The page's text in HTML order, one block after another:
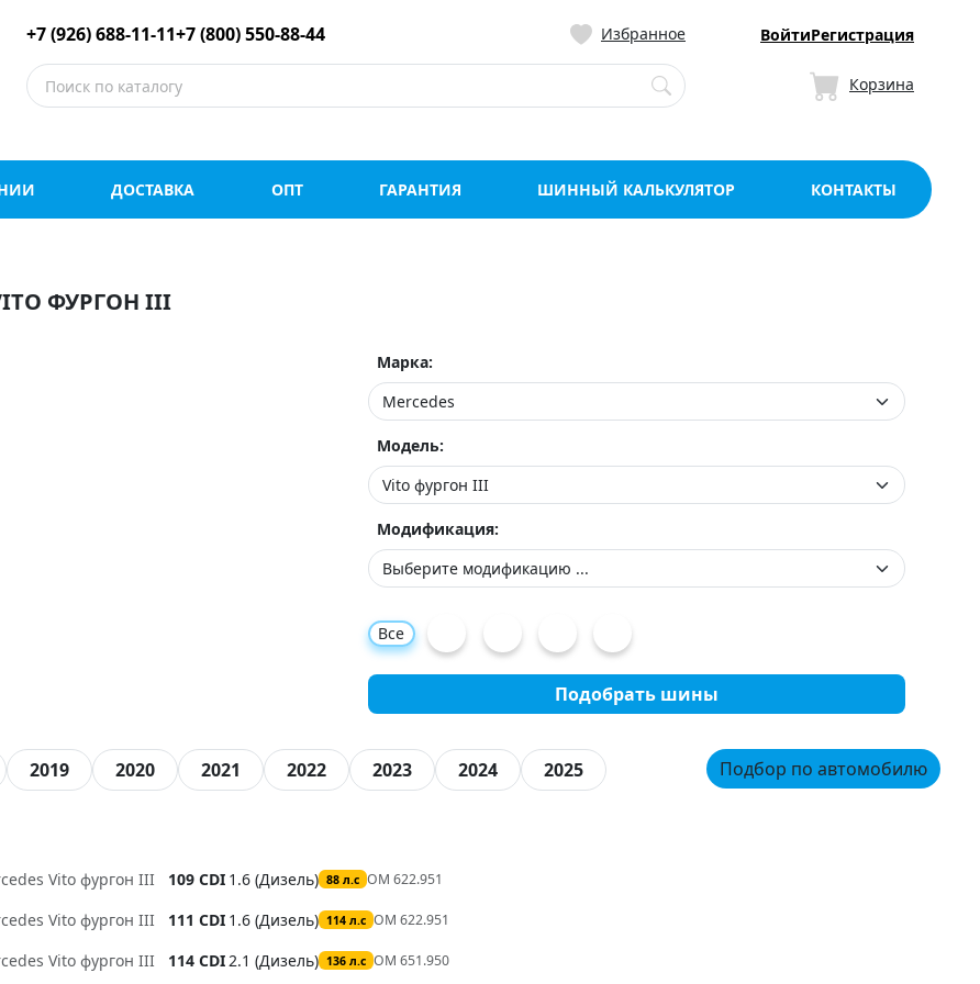
шины оптом и в розницу со склада в
+7 (926) 688-11-11+7 (800) 550-88-44 Избранное ВойтиРегистрация
Корзина
ДОСТАВКА ОПТ ГАРАНТИЯ ШИННЫЙ КАЛЬКУЛЯТОР КОНТАКТЫ
ФУРГОН III
Марка:
Модель:
Модификация:
Все
Подобрать шины
2019 2020 2021 2022 2023 2024
2025
Подбор по автомобилю
Vito фургон III 109 CDI 1.6 (Дизель) 88 л.с OM 622.951
Vito фургон III 111 CDI 1.6 (Дизель) 114 л.с OM 622.951
Vito фургон III 114 CDI2.1 (Дизель) 136 л.с OM 651.950